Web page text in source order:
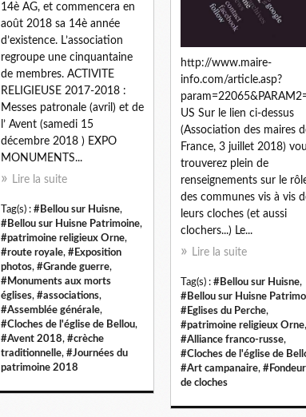
14è AG, et commencera en
août 2018 sa 14è année
d’existence. L’association
regroupe une cinquantaine
de membres. ACTIVITE
RELIGIEUSE 2017-2018 :
Messes patronale (avril) et de
l’ Avent (samedi 15
décembre 2018 ) EXPO
MONUMENTS...
Lire la suite
Tag(s) : #Bellou sur Huisne,
#Bellou sur Huisne Patrimoine,
#patrimoine religieux Orne,
#route royale, #Exposition
photos, #Grande guerre,
#Monuments aux morts
églises, #associations,
#Assemblée générale,
#Cloches de l'église de Bellou,
#Avent 2018, #crèche
traditionnelle, #Journées du
patrimoine 2018
http://www.maire-
info.com/article.asp?
US Sur le lien ci-dessus
(Association des maires
France, 3 juillet 2018)
trouverez plein de
renseignements sur le
des communes vis à vis
leurs cloches (et aussi
clochers...) Le...
Lire la suite
Tag(s) : #Bellou sur Huisne,
#Bellou sur Huisne
#Eglises du Perche,
#patrimoine religieux Orne,
#Alliance franco-russe,
#Cloches de l'église de
#Art campanaire,
de cloches